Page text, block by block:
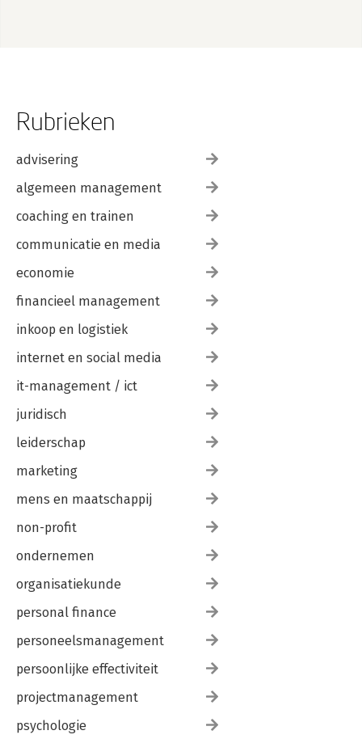
Rubrieken
advisering
algemeen management
coaching en trainen
communicatie en media
economie
financieel management
inkoop en logistiek
internet en social media
it-management / ict
juridisch
leiderschap
marketing
mens en maatschappij
non-profit
ondernemen
organisatiekunde
personal finance
personeelsmanagement
persoonlijke effectiviteit
projectmanagement
psychologie